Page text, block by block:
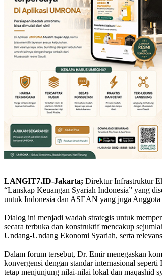
LANGIT7.ID-Jakarta; Direktur Infrastruktur
“Lanskap Keuangan Syariah Indonesia” yang
untuk Indonesia dan ASEAN yang juga Anggota
Dialog ini menjadi wadah strategis untuk
secara terbuka dan konstruktif mencakup
Undang-Undang Ekonomi Syariah, serta
Dalam forum tersebut, Dr. Emir menegaskan
konvergensi dengan standar internasional
tetap menjunjung nilai-nilai lokal dan maqashid